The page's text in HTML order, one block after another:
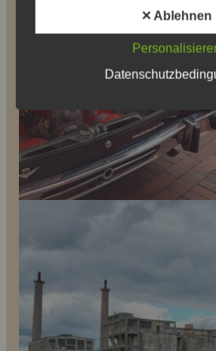
Sept. 2024 33.
✕ Ablehnen